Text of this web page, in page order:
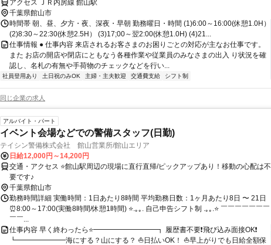
アクセス ＪＲ内房線 館山駅
千葉県館山市
時間帯 朝、昼、夕方・夜、深夜・早朝 勤務曜日・時間 (1)6:00～16:00(休憩1.0H）
(2)8:30～22:30(休憩2.5H） (3)17;00～翌2:00(休憩1.0H) (4)21...
仕事情報 ● 仕事内容 来店されるお客さまのお困りごとの対応が主なお仕事です。
また お店の開店や閉店にともなう各種作業や従業員のみなさまの出入 り状況を確
認し、名札の有無や手荷物のチェックなどを行い...
社員登用あり 土日祝のみOK 主婦・主夫歓迎 交通費支給 シフト制
同じ企業の求人
アルバイト・パート
イベント会場などでの警備スタッフ(日勤)
テイシン警備株式会社 館山営業所/館山エリア
日給12,000円～14,200円
交通・アクセス ⭐館山駅周辺の現場に直行直帰/ピックアップあり！移動の心配は不
要です♪
千葉県館山市
勤務時間詳細 実働時間：1日あたり8時間 平均勤務日数：1ヶ月あたり8日 〜 21日
⏰8:00～17:00(実働8時間/休憩1時間) ⭐.｡｡. 自己申告シフト制 .｡｡.⭐ ￣￣￣￣￣￣￣
￣￣...
仕事内容 早く終わったら⭐━━━━━━━━━┓ 履歴書不要❗飛び込み面接OK❗
┗━━━━━━━海にする？山にする？ ⛵日払いOK！ ⛵早上がりでも日給全額保